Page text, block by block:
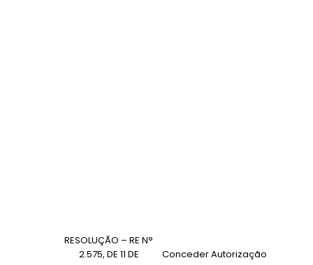
RESOLUÇÃO – RE N°
2.575, DE 11 DE
Conceder Autorização